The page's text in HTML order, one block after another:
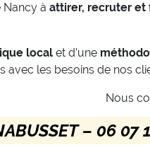
Nancy à attirer, recruter et
local et d’une
avec les besoins de nos
Nous
– 06